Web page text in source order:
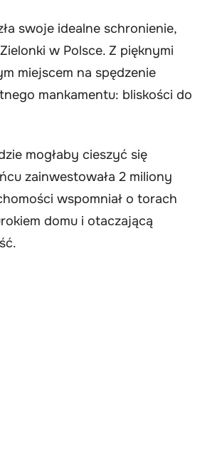
swoje idealne schronienie,
w Polsce. Z pięknymi
miejscem na spędzenie
mankamentu: bliskości do
mogłaby cieszyć się
zainwestowała 2 miliony
wspomniał o torach
domu i otaczającą